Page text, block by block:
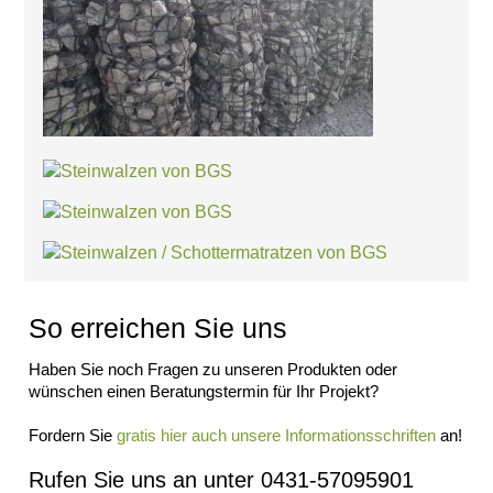
Impressum
Datenschutz
Suche
MENÜ
SCHLIESSEN
Datenschutz
MENÜ
SCHLIESSEN
Über
Allgemein
Ingenieurbiologie
AGB
So erreichen Sie uns
Haben Sie noch Fragen zu unseren Produkten oder
wünschen einen Beratungstermin für Ihr Projekt?
Fordern Siegratis hier auch unsere Informationsschriften an!
Rufen Sie uns an unter 0431-57095901